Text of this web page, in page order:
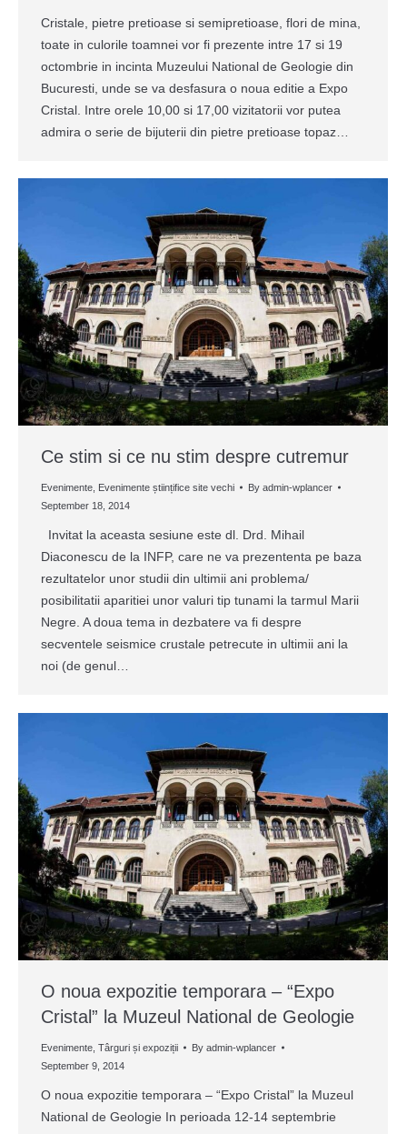
Cristale, pietre pretioase si semipretioase, flori de mina,
toate in culorile toamnei vor fi prezente intre 17 si 19
octombrie in incinta Muzeului National de Geologie din
Bucuresti, unde se va desfasura o noua editie a Expo
Cristal. Intre orele 10,00 si 17,00 vizitatorii vor putea
admira o serie de bijuterii din pietre pretioase topaz…
Ce stim si ce nu stim despre cutremur
Evenimente Evenimente științifice site vechi By admin-wplancer
September 18, 2014
Invitat la aceasta sesiune este dl. Drd. Mihail
Diaconescu de la INFP, care ne va prezententa pe baza
rezultatelor unor studii din ultimii ani problema/
posibilitatii aparitiei unor valuri tip tunami la tarmul Marii
Negre. A doua tema in dezbatere va fi despre
secventele seismice crustale petrecute in ultimii ani la
noi (de genul…
O noua expozitie temporara – “Expo
Cristal” la Muzeul National de Geologie
Evenimente Târguri și expoziții By admin-wplancer
September 9, 2014
O noua expozitie temporara – “Expo Cristal” la Muzeul
National de Geologie In perioada 12-14 septembrie